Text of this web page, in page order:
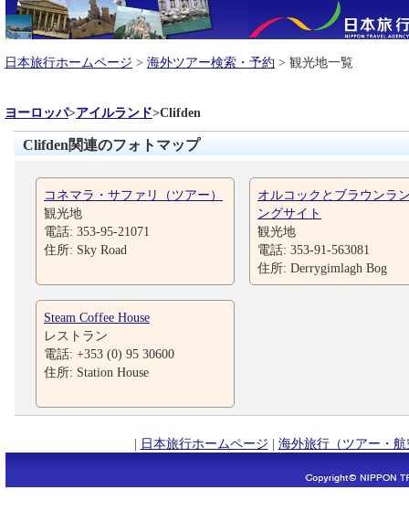
日本旅行ホームページ > 海外ツアー検索・予約 > 観光地一覧
ヨーロッパ>アイルランド>Clifden
Clifden関連のフォトマップ
コネマラ・サファリ（ツアー）
観光地
電話: 353-95-21071
住所: Sky Road
オルコックとブラウンラ
ングサイト
観光地
電話: 353-91-563081
住所: Derrygimlagh Bog
Steam Coffee House
レストラン
電話: +353 (0) 95 30600
住所: Station House
| 日本旅行ホームページ | 海外旅行（ツアー・航